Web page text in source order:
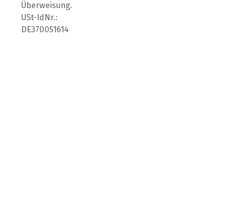
Überweisung.
USt-IdNr.:
DE370051614